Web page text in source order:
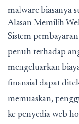
malware biasanya
Alasan Memilih
Sistem
penuh terhadap
mengeluarkan
finansial dapat
memuaskan,
ke penyedia web